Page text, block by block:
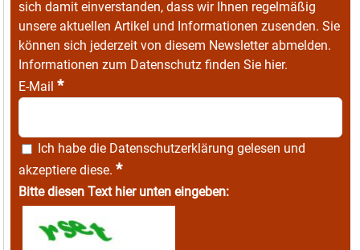
sich damit einverstanden, dass wir Ihnen regelmäßig
unsere aktuellen Artikel und Informationen zusenden. Sie
können sich jederzeit von diesem Newsletter abmelden.
Informationen zum Datenschutz finden Sie hier.
E-Mail *
Ich habe die Datenschutzerklärung gelesen und
akzeptiere diese. *
Bitte diesen Text hier unten eingeben: